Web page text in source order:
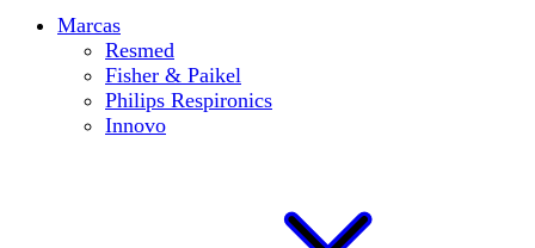
Marcas
Resmed
Fisher & Paikel
Philips Respironics
Innovo